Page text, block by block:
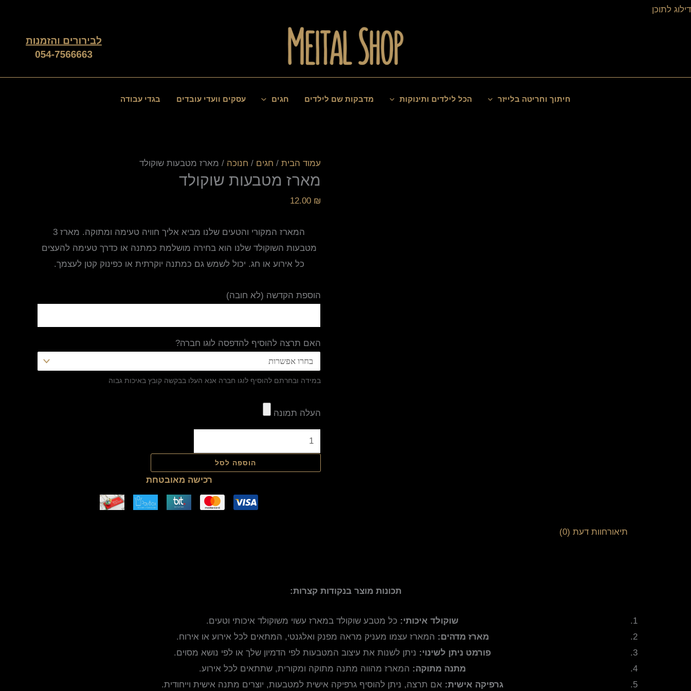
דילוג לתוכן
דילוג
חיתוך וחריטה בלייזר הכל לילדים ותינוקות מדבקות שם לילדים חגים עסקים וועדי עובדים בגדי עבודה
עמוד הבית / חגים / חנוכה / מארז מטבעות שוקולד
מארז מטבעות שוקולד
12.00 ₪
המארז המקורי והטעים שלנו מביא אליך חוויה טעימה ומתוקה. מארז 3
מטבעות השוקולד שלנו הוא בחירה מושלמת כמתנה או כדרך טעימה להעצים
כל אירוע או חג. יכול לשמש גם כמתנה יוקרתית או כפינוק קטן לעצמך.
הוספת הקדשה (לא חובה)
האם תרצה להוסיף להדפסה לוגו חברה?
במידה ובחרתם להוסיף לוגו חברה אנא העלו בבקשה קובץ באיכות גבוה
העלה תמונה
כמות
מארז
הוספה לסל
רכישה מאובטחת
תיאורחוות דעת (0)
תכונות מוצר בנקודות קצרות:
שוקולד איכותי: כל מטבע שוקולד במארז עשוי משוקולד איכותי וטעים.
מארז מדהים: המארז עצמו מעניק מראה מפנק ואלגנטי, המתאים לכל אירוע או אירוח.
פורמט ניתן לשינוי: ניתן לשנות את עיצוב המטבעות לפי הדמיון שלך או לפי נושא מסוים.
מתנה מתוקה: המארז מהווה מתנה מתוקה ומקורית, שתתאים לכל אירוע.
גרפיקה אישית: אם תרצה, ניתן להוסיף גרפיקה אישית למטבעות, יוצרים מתנה אישית וייחודית.